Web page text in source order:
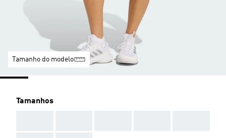
Tamanho do modelo
Tamanhos